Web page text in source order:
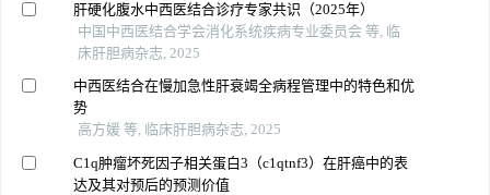
肝硬化腹水中西医结合诊疗专家共识（2025年）
中国中西医结合学会消化系统疾病专业委员会 等, 临
床肝胆病杂志, 2025
中西医结合在慢加急性肝衰竭全病程管理中的特色和优
势
高方媛 等, 临床肝胆病杂志, 2025
C1q肿瘤坏死因子相关蛋白3（c1qtnf3）在肝癌中的表
达及其对预后的预测价值